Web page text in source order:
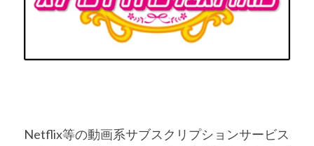
Netflix等の動画系サブスクリプションサービス